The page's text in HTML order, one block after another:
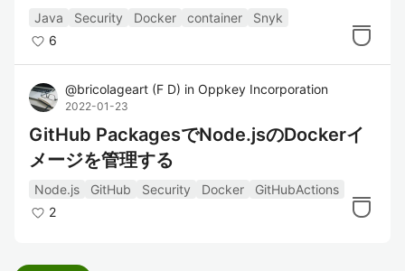
Java Security Docker container
Snyk
6
@bricolageart (F D) in Oppkey Incorporation
2022-01-23
GitHub PackagesでNode.jsのDockerイ
メージを管理する
Node.js GitHub Security Docker
GitHubActions
2